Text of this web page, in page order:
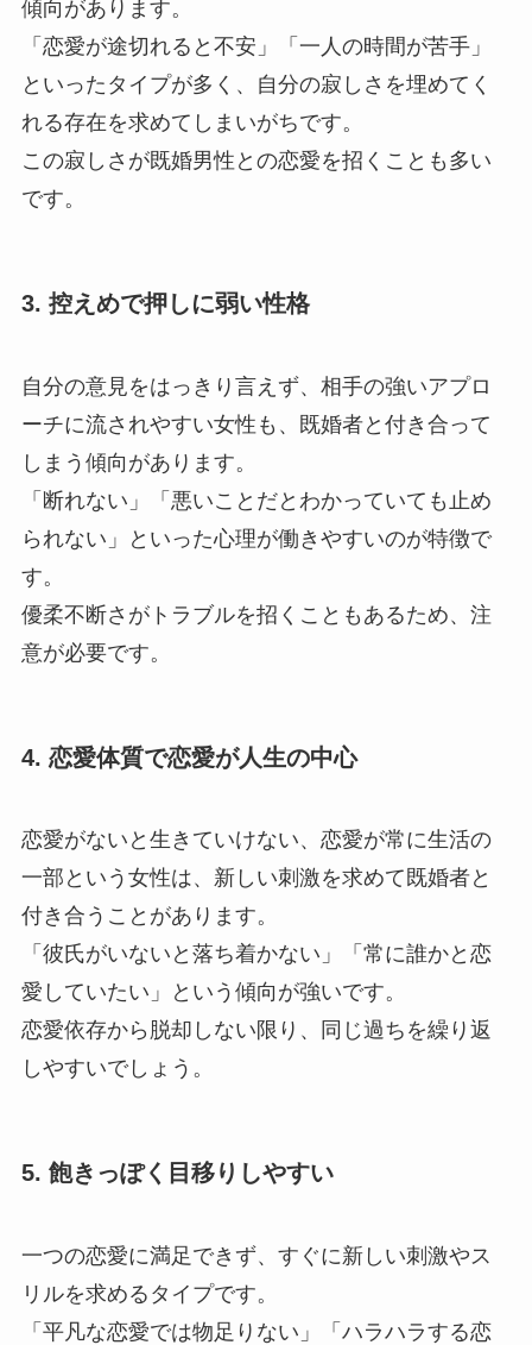
傾向があります。
「恋愛が途切れると不安」「一人の時間が苦手」
といったタイプが多く、自分の寂しさを埋めてく
れる存在を求めてしまいがちです。
この寂しさが既婚男性との恋愛を招くことも多い
です。
3. 控えめで押しに弱い性格
自分の意見をはっきり言えず、相手の強いアプロ
ーチに流されやすい女性も、既婚者と付き合って
しまう傾向があります。
「断れない」「悪いことだとわかっていても止め
られない」といった心理が働きやすいのが特徴で
す。
優柔不断さがトラブルを招くこともあるため、注
意が必要です。
4. 恋愛体質で恋愛が人生の中心
恋愛がないと生きていけない、恋愛が常に生活の
一部という女性は、新しい刺激を求めて既婚者と
付き合うことがあります。
「彼氏がいないと落ち着かない」「常に誰かと恋
愛していたい」という傾向が強いです。
恋愛依存から脱却しない限り、同じ過ちを繰り返
しやすいでしょう。
5. 飽きっぽく目移りしやすい
一つの恋愛に満足できず、すぐに新しい刺激やス
リルを求めるタイプです。
「平凡な恋愛では物足りない」「ハラハラする恋